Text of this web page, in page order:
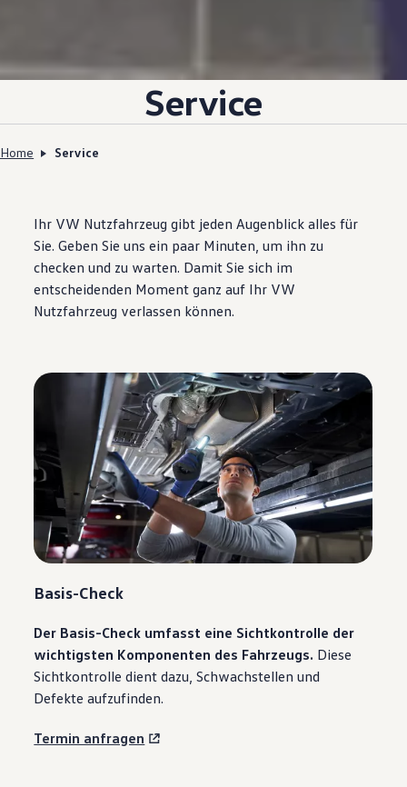
Service
Home Service
Ihr VW Nutzfahrzeug gibt jeden Augenblick alles für
Sie. Geben Sie uns ein paar Minuten, um ihn zu
checken und zu warten. Damit Sie sich im
entscheidenden Moment ganz auf Ihr VW
Nutzfahrzeug verlassen können.
Basis-Check
Der Basis-Check umfasst eine Sichtkontrolle der
wichtigsten Komponenten des Fahrzeugs. Diese
Sichtkontrolle dient dazu, Schwachstellen und
Defekte aufzufinden.
Termin anfragen